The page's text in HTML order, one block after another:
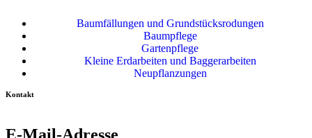
Baumfällungen und Grundstücksrodungen
Baumpflege
Gartenpflege
Kleine Erdarbeiten und Baggerarbeiten
Neupflanzungen
Kontakt